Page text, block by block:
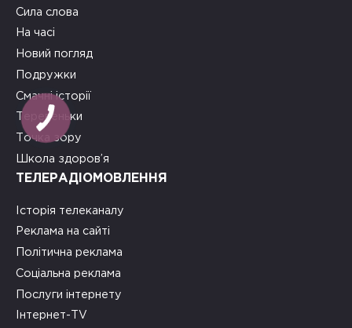
Сила слова
На часі
Новий погляд
Подружки
Смачні історії
Теревеньки
Точка зору
Школа здоров’я
ТЕЛЕРАДІОМОВЛЕННЯ
Історія телеканалу
Реклама на сайті
Політична реклама
Соціальна реклама
Послуги інтернету
Інтернет-TV